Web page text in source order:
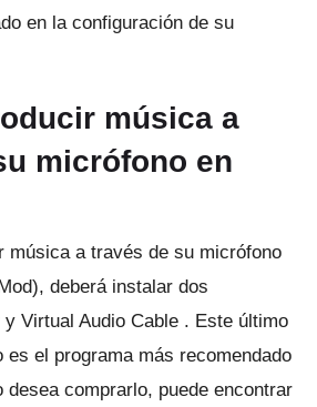
en la configuración de su
música a
micrófono en
música a través de su micrófono
deberá instalar dos
y Virtual Audio Cable . Este último
es el programa más recomendado
desea comprarlo, puede encontrar